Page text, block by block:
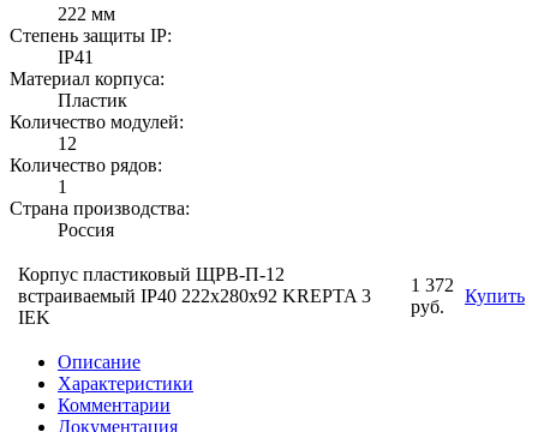
222 мм
Степень защиты IP:
IP41
Материал корпуса:
Пластик
Количество модулей:
12
Количество рядов:
1
Страна производства:
Россия
Корпус пластиковый ЩРВ-П-12
встраиваемый IP40 222х280х92 KREPTA 3
IEK
1 372
руб.
Купить
Описание
Характеристики
Комментарии
Документация